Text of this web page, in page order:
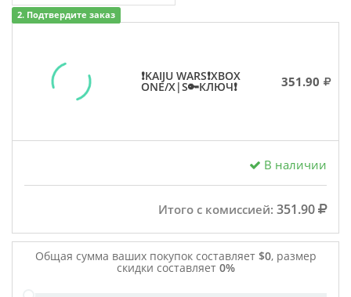
2. Подтвердите заказ
❗KAIJU WARS❗XBOX
ONE/X|S🔑КЛЮЧ❗ 351.90
В наличии
Итого с комиссией: 351.90
Общая сумма ваших покупок составляет $0, размер
скидки составляет 0%